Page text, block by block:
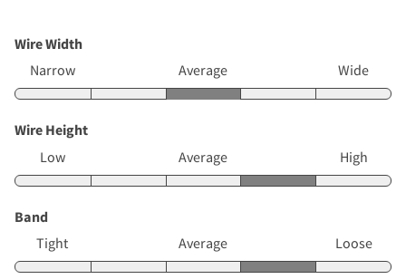
Wire Width
Narrow
Average Wide
Wire Height
Low
Average High
Band
Tight
Average Loose